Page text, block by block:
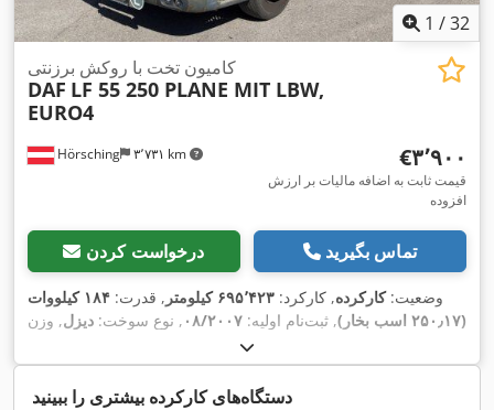
1 /32
Hörsching ۳٬۷۳۱ km
کامیون تخت با روکش برزنتی
DAF LF 55 250 PLANE MIT LBW,
EURO4
‎€۳٬۹۰۰
قیمت ثابت به اضافه مالیات بر ارزش
افزوده
درخواست کردن تماس بگیرید
وضعیت:کارکرده, کارکرد: ۶۹۵٬۴۲۳ کیلومتر , قدرت:
۱۸۴ کیلووات
(۲۵۰٫۱۷ اسب بخار)
, ثبت‌نام اولیه: ۰۸/۲۰۰۷ , نوع سوخت: دیزل, وزن
, حداکثر وزن بار:
۱۵٬۰۰۰ کیلوگرم
, سایز تایر: 285/70 R19,5 , پیکربندی محور:۲ محور
,
, کابین راننده:کابین روزانه , نوع چرخ‌دنده:
دستگاه‌های کارکرده بیشتری را ببینید